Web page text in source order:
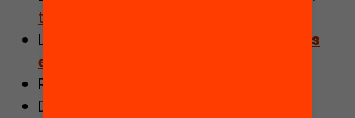
transformació digital de l’escola
Llegeix l’article
L’escola híbrida, més
enllà d’ordinadors i internet
Recupera el
Descarrega